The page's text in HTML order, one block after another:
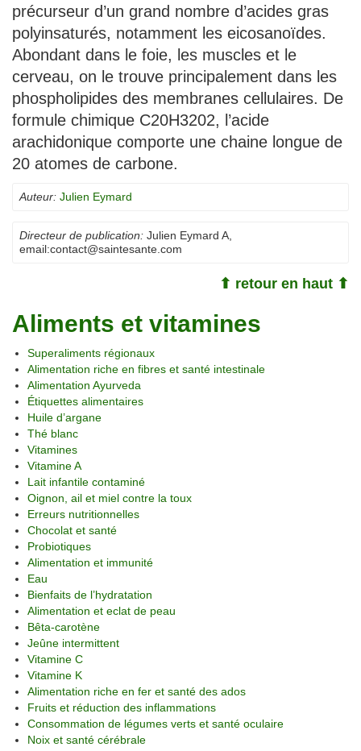
précurseur d’un grand nombre d’acides gras
polyinsaturés, notamment les eicosanoïdes.
Abondant dans le foie, les muscles et le
cerveau, on le trouve principalement dans les
phospholipides des membranes cellulaires. De
formule chimique C20H3202, l’acide
arachidonique comporte une chaine longue de
20 atomes de carbone.
Auteur: Julien Eymard
Directeur de publication: Julien Eymard A
email:contact@saintesante.com
⬆ retour en haut ⬆
Aliments et vitamines
Superaliments régionaux
Alimentation riche en fibres et santé intestinale
Alimentation Ayurveda
Étiquettes alimentaires
Huile d’argane
Thé blanc
Vitamines
Vitamine A
Lait infantile contaminé
Oignon, ail et miel contre la toux
Erreurs nutritionnelles
Chocolat et santé
Probiotiques
Alimentation et immunité
Eau
Bienfaits de l’hydratation
Alimentation et eclat de peau
Bêta-carotène
Jeûne intermittent
Vitamine C
Vitamine K
Alimentation riche en fer et santé des ados
Fruits et réduction des inflammations
Consommation de légumes verts et santé oculaire
Noix et santé cérébrale